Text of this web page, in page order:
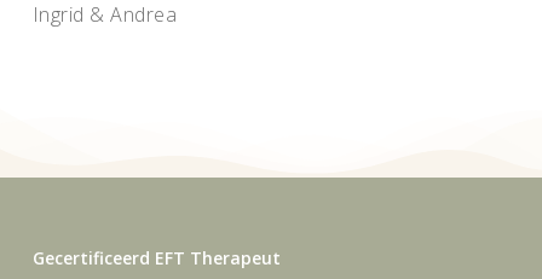
Ingrid & Andrea
Gecertificeerd EFT Therapeut